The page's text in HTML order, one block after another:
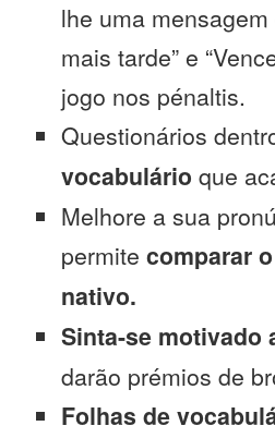
lhe uma mensagem
mais tarde” e
jogo nos pénaltis.
Questionários
vocabulário que
Melhore a sua
permite comparar
nativo.
Sinta-se motivado
darão prémios de
Folhas de